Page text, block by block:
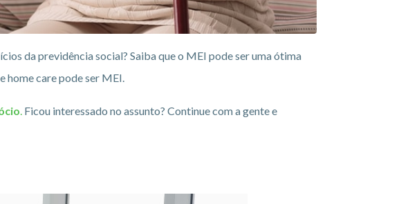
da previdência social? Saiba que o MEI pode ser uma ótima
home care pode ser MEI.
. Ficou interessado no assunto? Continue com a gente e